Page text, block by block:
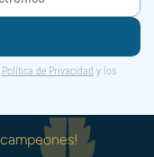
Política de Privacidad y los